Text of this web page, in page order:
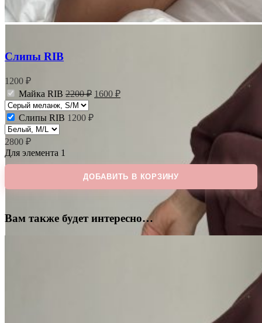
Слипы RIB
1200 ₽
Майка RIB 2200₽ Первоначальная
1600 ₽Текущая
Слипы RIB 1200 ₽
2800 ₽
Для элемента 1
ДОБАВИТЬ В КОРЗИНУ
Вам также будет интересно…